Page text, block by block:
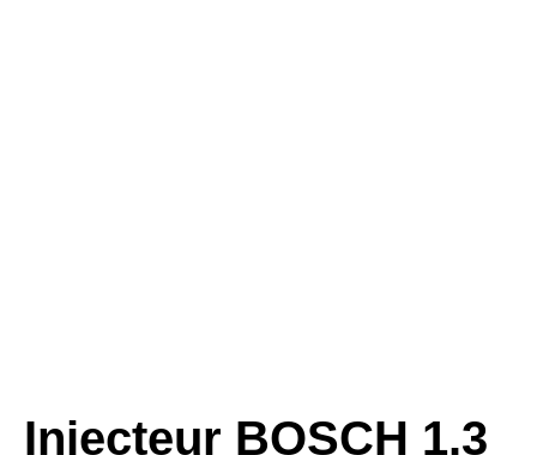
Injecteur BOSCH 1.3